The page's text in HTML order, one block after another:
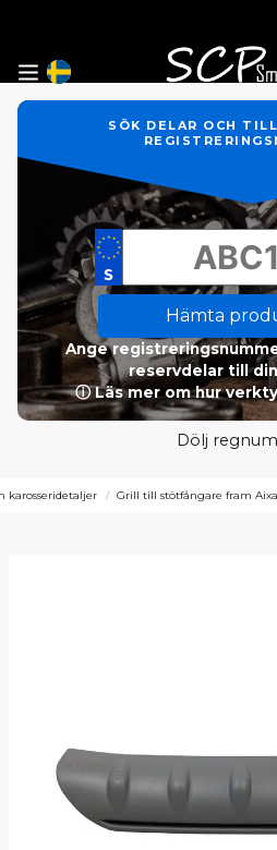
SÖK DELAR OCH
Hämta
Ange
reservdelar till
ⓘ Läs mer om hur
Dölj
karosseridetaljer Grill till stötfångare fram